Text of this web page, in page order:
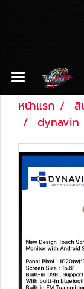
หน้าแรก สิ
dynavin